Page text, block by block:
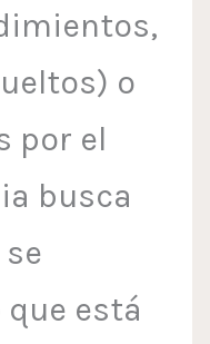
o
por el
busca
está